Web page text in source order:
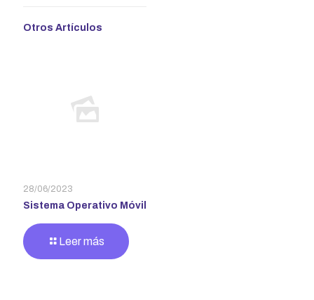
Otros Artículos
28/06/2023
Sistema Operativo Móvil
Leer más